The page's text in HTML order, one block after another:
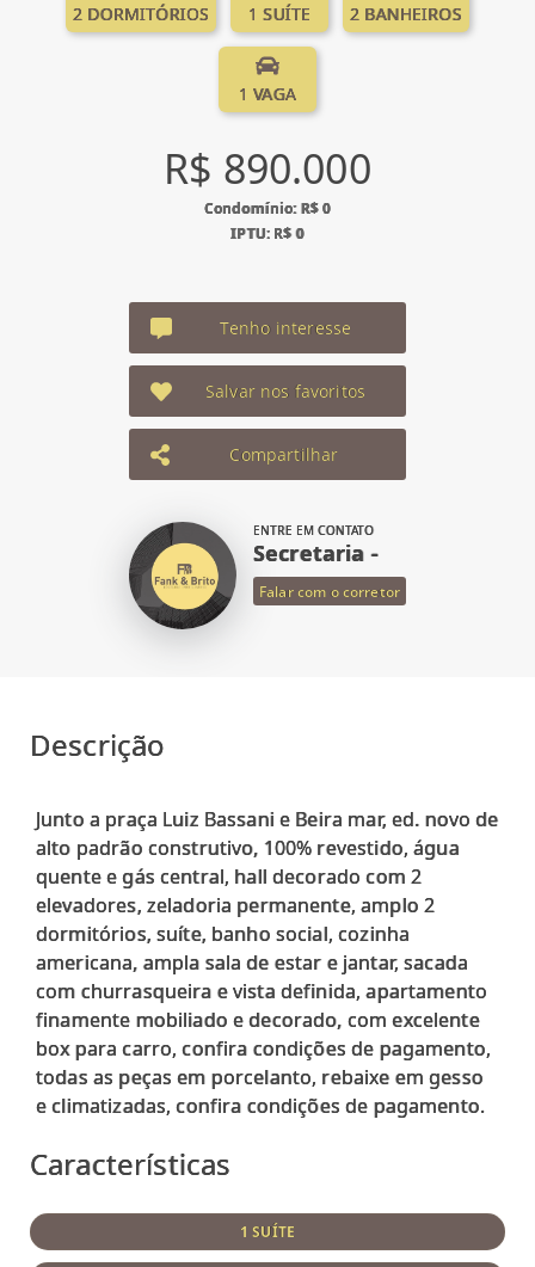
2 DORMITÓRIOS 1 SUÍTE 2 BANHEIROS
1 VAGA
R$ 890.000
Condomínio: R$ 0
IPTU: R$ 0
Tenho interesse
Salvar nos favoritos
Compartilhar
ENTRE EM CONTATO
Secretaria -
Falar com o corretor
Descrição
Junto a praça Luiz Bassani e Beira mar, ed. novo de
alto padrão construtivo, 100% revestido, água
quente e gás central, hall decorado com 2
elevadores, zeladoria permanente, amplo 2
dormitórios, suíte, banho social, cozinha
americana, ampla sala de estar e jantar, sacada
com churrasqueira e vista definida, apartamento
finamente mobiliado e decorado, com excelente
box para carro, confira condições de pagamento,
todas as peças em porcelanto, rebaixe em gesso
Características
1 SUÍTE